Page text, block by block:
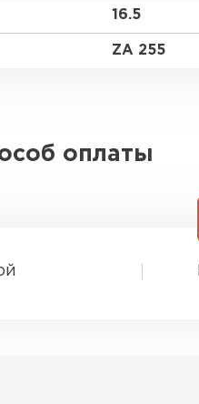
16.5
ZA 255
оплаты